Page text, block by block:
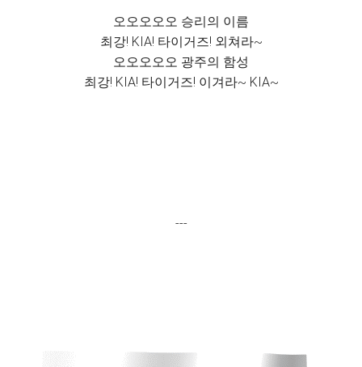
오오오오오 승리의 이름
최강! KIA! 타이거즈! 외쳐라~
오오오오오 광주의 함성
최강! KIA! 타이거즈! 이겨라~ KIA~
---